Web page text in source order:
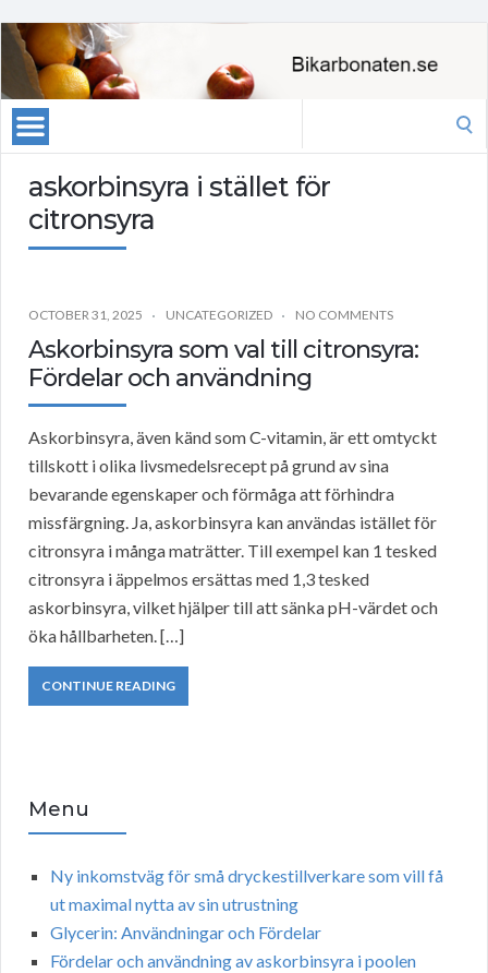
askorbinsyra i stället för
citronsyra
OCTOBER 31, 2025 UNCATEGORIZED NO COMMENTS
Askorbinsyra som val till citronsyra:
Fördelar och användning
Askorbinsyra, även känd som C-vitamin, är ett omtyckt
tillskott i olika livsmedelsrecept på grund av sina
bevarande egenskaper och förmåga att förhindra
missfärgning. Ja, askorbinsyra kan användas istället för
citronsyra i många maträtter. Till exempel kan 1 tesked
citronsyra i äppelmos ersättas med 1,3 tesked
askorbinsyra, vilket hjälper till att sänka pH-värdet och
öka hållbarheten. […]
CONTINUE READING
Menu
Ny inkomstväg för små dryckestillverkare som vill få
ut maximal nytta av sin utrustning
Glycerin: Användningar och Fördelar
Fördelar och användning av askorbinsyra i poolen